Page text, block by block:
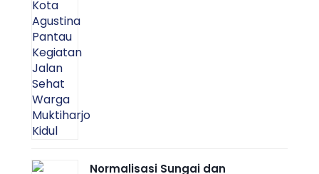
Normalisasi Sungai dan